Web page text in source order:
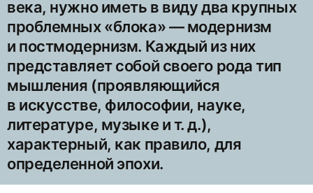
века, нужно иметь в виду два крупных
проблемных «блока» — модернизм
и постмодернизм. Каждый из них
представляет собой своего рода тип
мышления (проявляющийся
в искусстве, философии, науке,
литературе, музыке и т. д.),
характерный, как правило, для
определенной эпохи.